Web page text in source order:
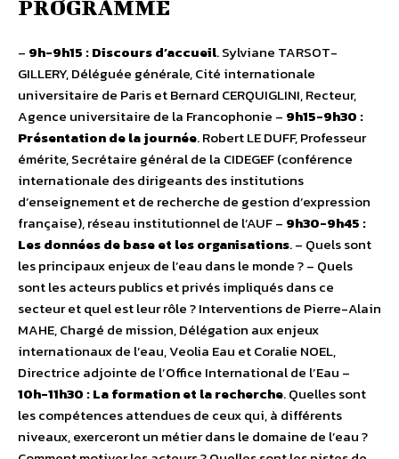
PROGRAMME
– 9h-9h15 : Discours d’accueil. Sylviane TARSOT-
GILLERY, Déléguée générale, Cité internationale
universitaire de Paris et Bernard CERQUIGLINI, Recteur,
Agence universitaire de la Francophonie – 9h15-9h30 :
Présentation de la journée. Robert LE DUFF, Professeur
émérite, Secrétaire général de la CIDEGEF (conférence
internationale des dirigeants des institutions
d’enseignement et de recherche de gestion d’expression
française), réseau institutionnel de l’AUF – 9h30-9h45 :
Les données de base et les organisations. – Quels sont
les principaux enjeux de l’eau dans le monde ? – Quels
sont les acteurs publics et privés impliqués dans ce
secteur et quel est leur rôle ? Interventions de Pierre-Alain
MAHE, Chargé de mission, Délégation aux enjeux
internationaux de l’eau, Veolia Eau et Coralie NOEL,
Directrice adjointe de l’Office International de l’Eau –
10h-11h30 : La formation et la recherche. Quelles sont
les compétences attendues de ceux qui, à différents
niveaux, exerceront un métier dans le domaine de l’eau ?